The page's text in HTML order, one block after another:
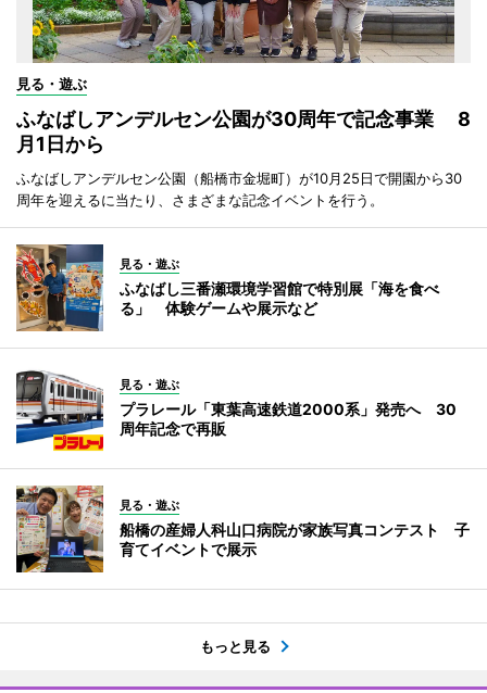
見る・遊ぶ
ふなばしアンデルセン公園が30周年で記念事業 8
月1日から
ふなばしアンデルセン公園（船橋市金堀町）が10月25日で開園から30
周年を迎えるに当たり、さまざまな記念イベントを行う。
見る・遊ぶ
ふなばし三番瀬環境学習館で特別展「海を食べ
る」 体験ゲームや展示など
見る・遊ぶ
プラレール「東葉高速鉄道2000系」発売へ 30
周年記念で再販
見る・遊ぶ
船橋の産婦人科山口病院が家族写真コンテスト 子
育てイベントで展示
もっと見る